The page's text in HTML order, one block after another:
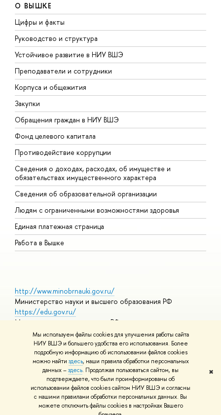
Мы используем файлы cookies для улучшения работы сайта
НИУ ВШЭ и большего удобства его использования. Более
подробную информацию об использовании файлов cookies
можно найти здесь, наши правила обработки персональных
данных –здесь. Продолжая пользоваться сайтом, вы
подтверждаете, что были проинформированы об
использовании файлов cookies сайтом НИУ ВШЭ и согласны
с нашими правилами обработки персональных данных. Вы
можете отключить файлы cookies в настройках Вашего
✖
О ВЫШКЕ
Цифры и факты
Руководство и структура
Устойчивое развитие в НИУ ВШЭ
Преподаватели и сотрудники
Корпуса и общежития
Закупки
Обращения граждан в НИУ ВШЭ
Фонд целевого капитала
Противодействие коррупции
Сведения о доходах, расходах, об имуществе и
обязательствах имущественного характера
Сведения об образовательной организации
Людям с ограниченными возможностями здоровья
Единая платежная страница
Работа в Вышке
http://www.minobrnauki.gov.ru/
Министерство науки и высшего образования РФ
https://edu.gov.ru/
Министерство просвещения РФ
https://elearning.hse.ru/mooc
Массовые открытые онлайн-курсы
© НИУ ВШЭ 1993–2026 Адреса и контактыУсловия
использования материалов Политика конфиденциальности
Шрифты HSE Sans и HSE Slab разработаны вШколе дизайна НИУ